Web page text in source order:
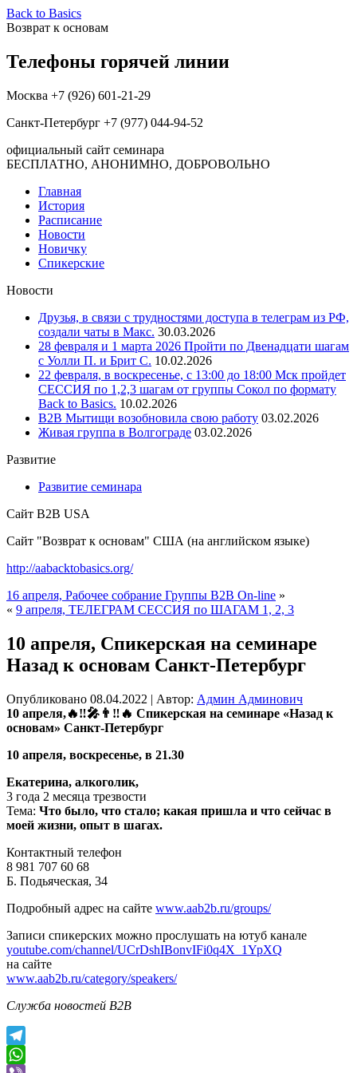
Back to Basics
Возврат к основам
Телефоны горячей линии
Москва +7 (926) 601-21-29
Санкт-Петербург +7 (977) 044-94-52
официальный сайт семинара
БЕСПЛАТНО, АНОНИМНО, ДОБРОВОЛЬНО
Главная
История
Расписание
Новости
Новичку
Спикерские
Новости
Друзья, в связи с трудностями доступа в телеграм из РФ,
создали чаты в Макс. 30.03.2026
28 февраля и 1 марта 2026 Пройти по Двенадцати шагам
с Уолли П. и Брит С. 10.02.2026
22 февраля, в воскресенье, с 13:00 до 18:00 Мск пройдет
СЕССИЯ по 1,2,3 шагам от группы Сокол по формату
Back to Basics. 10.02.2026
В2В Мытищи возобновила свою работу 03.02.2026
Живая группа в Волгограде 03.02.2026
Развитие
Развитие семинара
Сайт B2B USA
Сайт "Возврат к основам" США (на английском языке)
http://aabacktobasics.org/
16 апреля, Рабочее собрание Группы В2В On-line »
« 9 апреля, ТЕЛЕГРАМ СЕССИЯ по ШАГАМ 1, 2, 3
10 апреля, Спикерская на семинаре
Назад к основам Санкт-Петербург
Опубликовано 08.04.2022 | Автор: Админ Админович
10 апреля,🔥‼️🎤👨‼️🔥 Спикерская на семинаре «Назад к
основам» Санкт-Петербург
10 апреля, воскресенье, в 21.30
Екатерина, алкоголик,
3 года 2 месяца трезвости
Тема: Что было, что стало; какая пришла и что сейчас в
моей жизни, опыт в шагах.
Контактный телефон
8 981 707 60 68
Б. Подьяческая, 34
Подробный адрес на сайте www.aab2b.ru/groups/
Записи спикерских можно прослушать на ютуб канале
youtube.com/channel/UCrDshIBonvIFi0q4X_1YpXQ
на сайте
www.aab2b.ru/category/speakers/
Служба новостей В2В
Telegram